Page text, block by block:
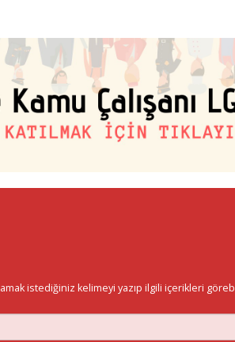
istediğiniz kelimeyi yazıp ilgili içerikleri